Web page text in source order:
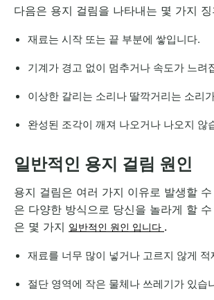
다음은 용지 걸림을 나타내는 몇 가지
재료는 시작 또는 끝 부분에 쌓입니다.
기계가 경고 없이 멈추거나 속도가 느려
이상한 갈리는 소리나 딸깍거리는 소리
완성된 조각이 깨져 나오거나 나오지 않
일반적인 용지 걸림 원인
용지 걸림은 여러 가지 이유로 발생할
은 다양한 방식으로 당신을 놀라게 할
은 몇 가지 일반적인 원인 입니다 .
재료를 너무 많이 넣거나 고르지 않게 적
절단 영역에 작은 물체나 쓰레기가 있습